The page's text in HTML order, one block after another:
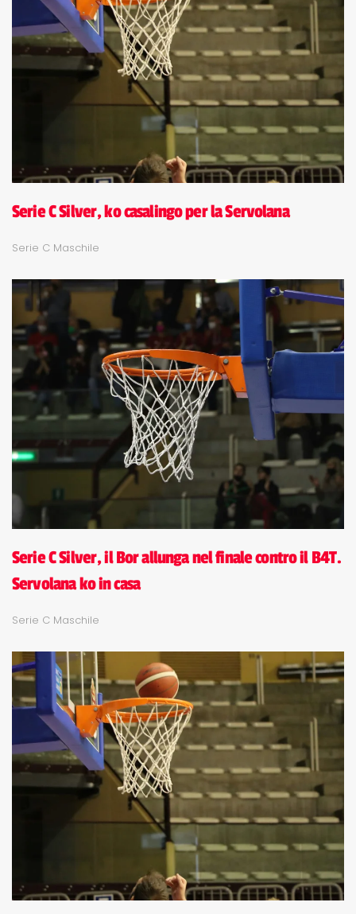
Serie C Silver, ko casalingo per la Servolana
Serie C Maschile
Serie C Silver, il Bor allunga nel finale contro il B4T.
Servolana ko in casa
Serie C Maschile